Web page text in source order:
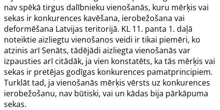
nav spēkā tirgus dalībnieku vienošanās, kuru mērķis vai
sekas ir konkurences kavēšana, ierobežošana vai
deformēšana Latvijas teritorijā. KL 11. panta 1. daļā
noteiktie aizliegtu vienošanos veidi ir tikai piemēri, ko
atzinis arī Senāts, tādējādi aizliegta vienošanās var
izpausties arī citādāk, ja vien konstatēts, ka tās mērķis vai
sekas ir pretējas godīgas konkurences pamatprincipiem.
Turklāt tad, ja vienošanās mērķis vērsts uz konkurences
ierobežošanu, nav būtiski, vai un kādas bija pārkāpuma
sekas.